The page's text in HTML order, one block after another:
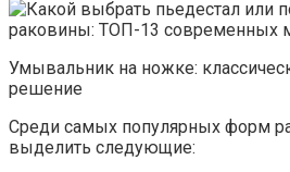
Умывальник на ножке:
решение
Среди самых популярных форм
выделить следующие: